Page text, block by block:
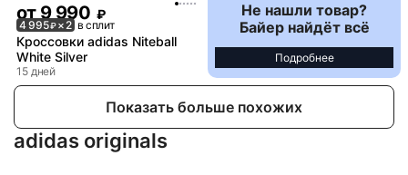
от9 990 ₽
4 995₽× 2 в сплит
Кроссовки adidas Niteball
White Silver
15 дней
Не нашли товар?
Байер найдёт всё
Подробнее
Показать больше похожих
adidas originals